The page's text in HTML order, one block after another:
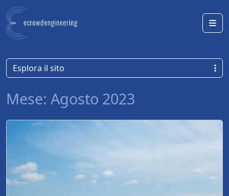
Skip to content
Mese: Agosto 2023
Esplora il sito